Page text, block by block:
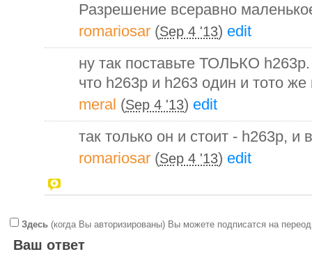
Разрешение всеравно
romariosar (Sep 4 '13) edit
ну так поставьте ТОЛЬКО
что h263p и h263 один и тото же
meral (Sep 4 '13) edit
так только он и стоит - h263p, и
romariosar (Sep 4 '13) edit
Здесь (когда Вы авторизированы) Вы можете подписатся на
Ваш ответ